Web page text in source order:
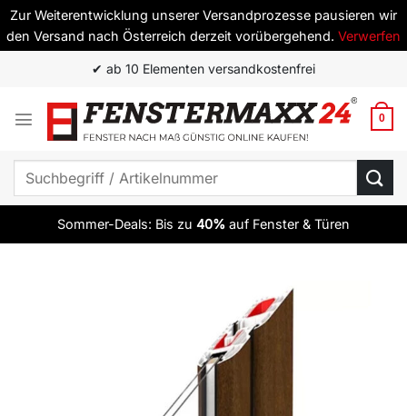
Zur Weiterentwicklung unserer Versandprozesse pausieren wir
den Versand nach Österreich derzeit vorübergehend. Verwerfen
springen
✔ ab 10 Elementen versandkostenfrei
0
Suchen
Sommer-Deals: Bis zu 40% auf Fenster & Türen